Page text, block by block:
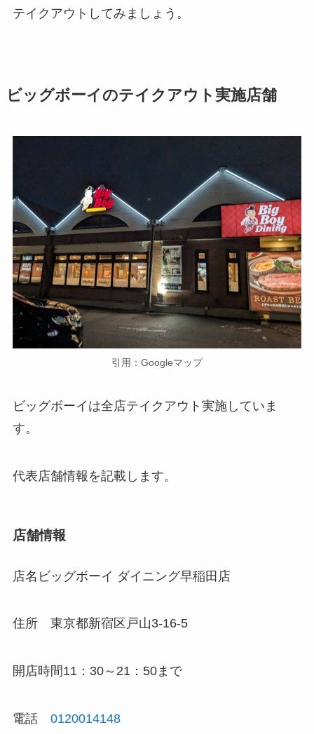
テイクアウトしてみましょう。
ビッグボーイのテイクアウト実施店舗
引用：Googleマップ
ビッグボーイは全店テイクアウト実施していま
す。
代表店舗情報を記載します。
店舗情報
店名 ビッグボーイ ダイニング早稲田店
住所 東京都新宿区戸山3-16-5
開店時間11：30～21：50まで
電話 0120014148